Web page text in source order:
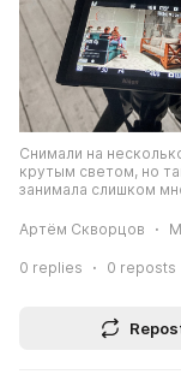
Снимали на
крутым светом, но
занимала слишком
Артём Скворцов
0 replies 0 reposts